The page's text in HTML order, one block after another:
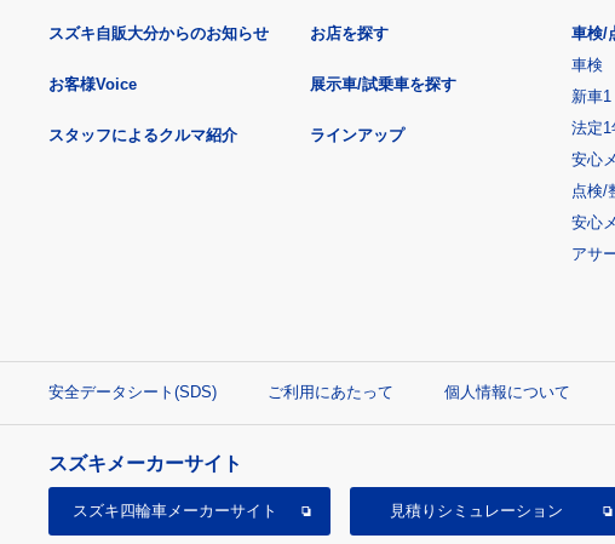
スズキ自販大分からのお知らせ
お客様Voice
スタッフによるクルマ紹介
お店を探す
展示車/試乗車を探す
ラインアップ
車検/
車検
新車
法定1
安心
点検/
安心
アサ
安全データシート(SDS) ご利用にあたって 個人情報について
スズキメーカーサイト
スズキ四輪車メーカーサイト 見積り シミュレーション